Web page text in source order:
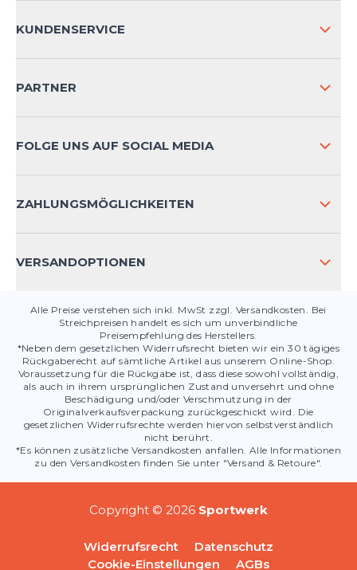
KUNDENSERVICE
KONTAKT
PRODUKTSICHERHEIT
PARTNER
FOLGE UNS AUF SOCIAL MEDIA
ZAHLUNGSMÖGLICHKEITEN
VERSANDOPTIONEN
Alle Preise verstehen sich inkl. MwSt zzgl. Versandkosten. Bei
Streichpreisen handelt es sich um unverbindliche
Preisempfehlung des Herstellers.
*Neben dem gesetzlichen Widerrufsrecht bieten wir ein 30 tägiges
Rückgaberecht auf sämtliche Artikel aus unserem Online-Shop.
Voraussetzung für die Rückgabe ist, dass diese sowohl vollständig,
als auch in ihrem ursprünglichen Zustand unversehrt und ohne
Beschädigung und/oder Verschmutzung in der
Originalverkaufsverpackung zurückgeschickt wird. Die
gesetzlichen Widerrufsrechte werden hiervon selbstverständlich
nicht berührt.
*Es können zusätzliche Versandkosten anfallen. Alle Informationen
zu den Versandkosten finden Sie unter "Versand & Retoure".
Copyright © 2026 Sportwerk
Widerrufsrecht
Datenschutz
Cookie-Einstellungen
AGBs